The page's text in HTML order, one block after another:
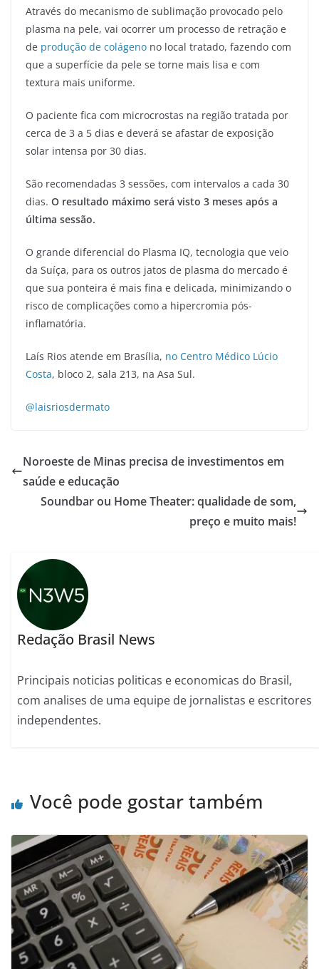
Através do mecanismo de sublimação provocado pelo
plasma na pele, vai ocorrer um processo de retração e
de produção de colágeno no local tratado, fazendo com
que a superfície da pele se torne mais lisa e com
textura mais uniforme.
O paciente fica com microcrostas na região tratada por
cerca de 3 a 5 dias e deverá se afastar de exposição
solar intensa por 30 dias.
São recomendadas 3 sessões, com intervalos a cada 30
dias. O resultado máximo será visto 3 meses após a
última sessão.
O grande diferencial do Plasma IQ, tecnologia que veio
da Suíça, para os outros jatos de plasma do mercado é
que sua ponteira é mais fina e delicada, minimizando o
risco de complicações como a hipercromia pós-
inflamatória.
Laís Rios atende em Brasília, no Centro Médico Lúcio
Costa, bloco 2, sala 213, na Asa Sul.
@laisriosdermato
Noroeste de Minas precisa de investimentos em
saúde e educação
Soundbar ou Home Theater: qualidade de som,
preço e muito mais!
Redação Brasil News
Principais noticias politicas e economicas do Brasil,
com analises de uma equipe de jornalistas e escritores
independentes.
Você pode gostar também